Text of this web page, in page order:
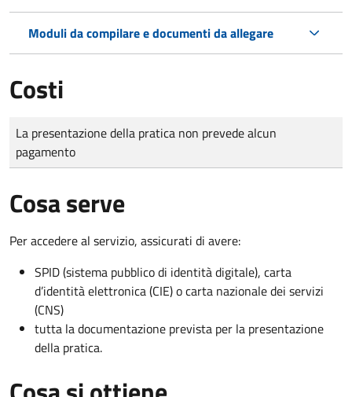
Moduli da compilare e documenti da allegare
Costi
Tipo di pagamento
Importo
La presentazione della pratica non prevede alcun
pagamento
Cosa serve
Per accedere al servizio, assicurati di avere:
SPID (sistema pubblico di identità digitale), carta
d’identità elettronica (CIE) o carta nazionale dei servizi
(CNS)
tutta la documentazione prevista per la presentazione
della pratica.